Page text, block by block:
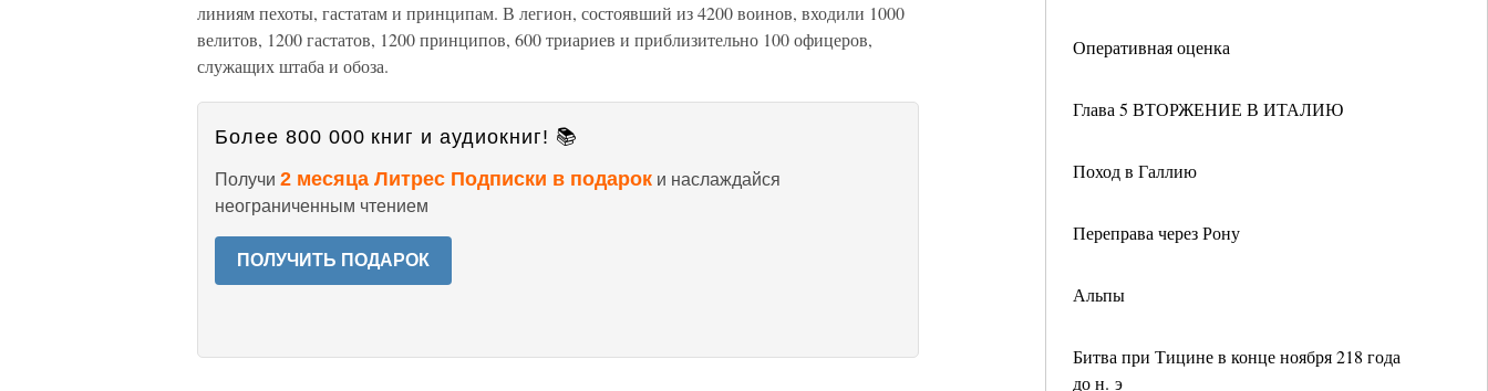
Оперативная оценка
Глава 5 ВТОРЖЕНИЕ В ИТАЛИЮ
Поход в Галлию
Переправа через Рону
Альпы
Битва при Тицине в конце ноября 218 года
до н. э
линиям пехоты, гастатам и принципам. В легион, состоявший из 4200 воинов, входили 1000
велитов, 1200 гастатов, 1200 принципов, 600 триариев и приблизительно 100 офицеров,
служащих штаба и обоза.
Более 800 000 книг и аудиокниг! 📚
Получи 2 месяца Литрес Подписки в подарок и наслаждайся
неограниченным чтением
ПОЛУЧИТЬ ПОДАРОК